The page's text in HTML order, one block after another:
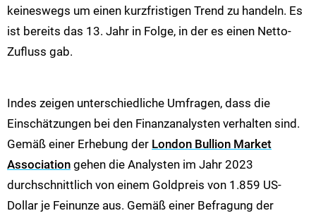
keineswegs um einen kurzfristigen Trend zu handeln. Es
ist bereits das 13. Jahr in Folge, in der es einen Netto-
Zufluss gab.
Indes zeigen unterschiedliche Umfragen, dass die
Einschätzungen bei den Finanzanalysten verhalten sind.
Gemäß einer Erhebung der London Bullion Market
Association gehen die Analysten im Jahr 2023
durchschnittlich von einem Goldpreis von 1.859 US-
Dollar je Feinunze aus. Gemäß einer Befragung der